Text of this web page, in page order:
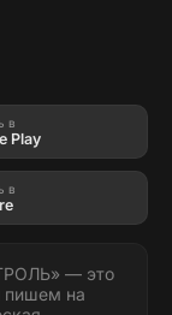
в
Play
в
— это
пишем на